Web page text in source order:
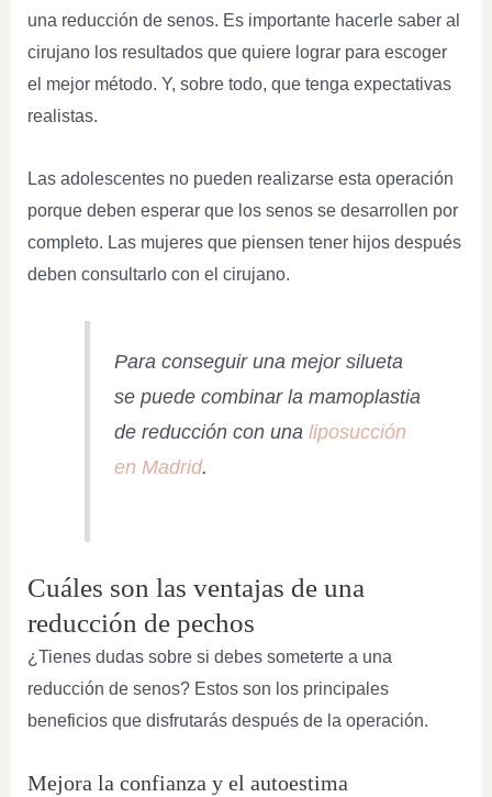
una reducción de senos. Es importante hacerle saber al
cirujano los resultados que quiere lograr para escoger
el mejor método. Y, sobre todo, que tenga expectativas
realistas.
Las adolescentes no pueden realizarse esta operación
porque deben esperar que los senos se desarrollen por
completo. Las mujeres que piensen tener hijos después
deben consultarlo con el cirujano.
Para conseguir una mejor silueta
se puede combinar la mamoplastia
de reducción con una liposucción
en Madrid.
Cuáles son las ventajas de una
reducción de pechos
¿Tienes dudas sobre si debes someterte a una
reducción de senos? Estos son los principales
beneficios que disfrutarás después de la operación.
Mejora la confianza y el autoestima